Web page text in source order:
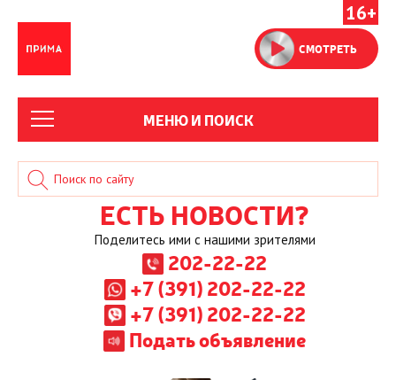
16+
СМОТРЕТЬ
МЕНЮ И ПОИСК
ЕСТЬ НОВОСТИ?
Поделитесь ими с нашими зрителями
202-22-22
+7 (391) 202-22-22
+7 (391) 202-22-22
Подать объявление